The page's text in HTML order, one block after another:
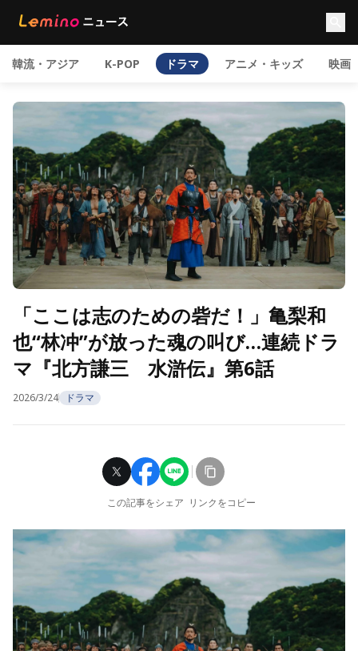
韓流・アジア K-POP ドラマ アニメ・キッズ 映画
「ここは志のための砦だ！」亀梨和
也“林冲”が放った魂の叫び…連続ドラ
マ『北方謙三 水滸伝』第6話
2026/3/24 ドラマ
この記事をシェア リンクをコピー